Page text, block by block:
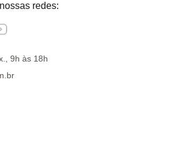
redes:
9h às 18h